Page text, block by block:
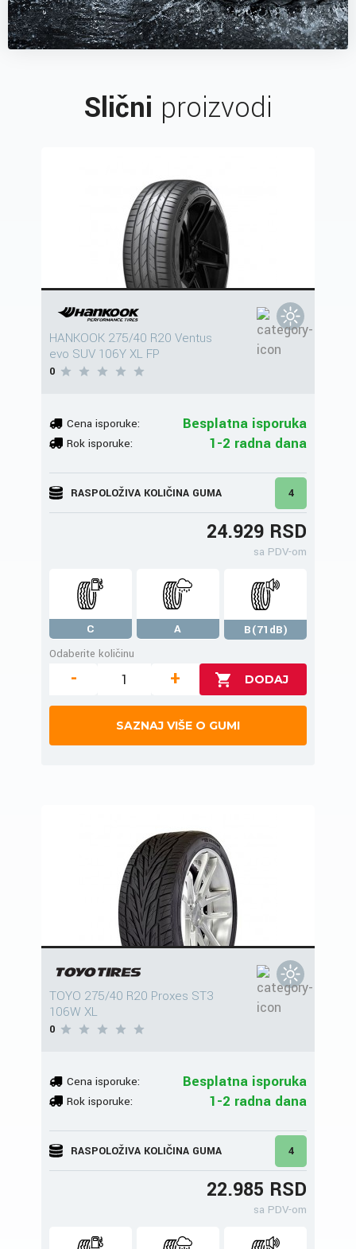
Slični proizvodi
HANKOOK 275/40 R20 Ventus
evo SUV 106Y XL FP
0
Cena isporuke: Besplatna isporuka
Rok isporuke: 1-2 radna dana
RASPOLOŽIVA KOLIČINA GUMA 4
24.929 RSD
sa PDV-om
C A
B(71dB)
Odaberite količinu
- +
SAZNAJ VIŠE O GUMI
TOYO 275/40 R20 Proxes ST3
106W XL
0
Cena isporuke: Besplatna isporuka
Rok isporuke: 1-2 radna dana
RASPOLOŽIVA KOLIČINA GUMA 4
22.985 RSD
sa PDV-om